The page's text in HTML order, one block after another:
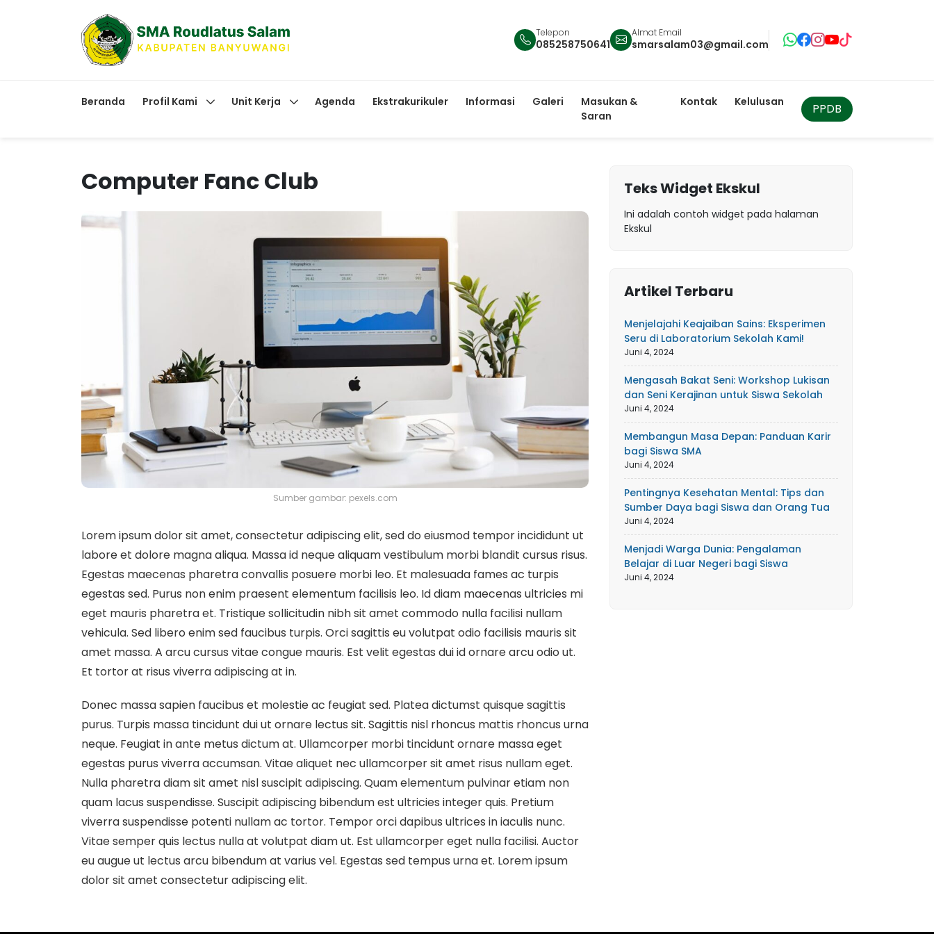
Telepon
085258750641
Almat Email
smarsalam03@gmail.com
Beranda Profil Kami Unit Kerja Agenda Ekstrakurikuler Informasi Galeri
Masukan &
Saran
Kontak Kelulusan PPDB
Computer Fanc Club
Sumber gambar: pexels.com
Lorem ipsum dolor sit amet, consectetur adipiscing elit, sed do eiusmod tempor incididunt ut
labore et dolore magna aliqua. Massa id neque aliquam vestibulum morbi blandit cursus risus.
Egestas maecenas pharetra convallis posuere morbi leo. Et malesuada fames ac turpis
egestas sed. Purus non enim praesent elementum facilisis leo. Id diam maecenas ultricies mi
eget mauris pharetra et. Tristique sollicitudin nibh sit amet commodo nulla facilisi nullam
vehicula. Sed libero enim sed faucibus turpis. Orci sagittis eu volutpat odio facilisis mauris sit
amet massa. A arcu cursus vitae congue mauris. Est velit egestas dui id ornare arcu odio ut.
Et tortor at risus viverra adipiscing at in.
Donec massa sapien faucibus et molestie ac feugiat sed. Platea dictumst quisque sagittis
purus. Turpis massa tincidunt dui ut ornare lectus sit. Sagittis nisl rhoncus mattis rhoncus urna
neque. Feugiat in ante metus dictum at. Ullamcorper morbi tincidunt ornare massa eget
egestas purus viverra accumsan. Vitae aliquet nec ullamcorper sit amet risus nullam eget.
Nulla pharetra diam sit amet nisl suscipit adipiscing. Quam elementum pulvinar etiam non
quam lacus suspendisse. Suscipit adipiscing bibendum est ultricies integer quis. Pretium
viverra suspendisse potenti nullam ac tortor. Tempor orci dapibus ultrices in iaculis nunc.
Vitae semper quis lectus nulla at volutpat diam ut. Est ullamcorper eget nulla facilisi. Auctor
eu augue ut lectus arcu bibendum at varius vel. Egestas sed tempus urna et. Lorem ipsum
dolor sit amet consectetur adipiscing elit.
Teks Widget Ekskul
Ini adalah contoh widget pada halaman
Ekskul
Artikel Terbaru
Menjelajahi Keajaiban Sains: Eksperimen
Seru di Laboratorium Sekolah Kami!
Juni 4, 2024
Mengasah Bakat Seni: Workshop Lukisan
dan Seni Kerajinan untuk Siswa Sekolah
Juni 4, 2024
Membangun Masa Depan: Panduan Karir
bagi Siswa SMA
Juni 4, 2024
Pentingnya Kesehatan Mental: Tips dan
Sumber Daya bagi Siswa dan Orang Tua
Juni 4, 2024
Menjadi Warga Dunia: Pengalaman
Belajar di Luar Negeri bagi Siswa
Juni 4, 2024